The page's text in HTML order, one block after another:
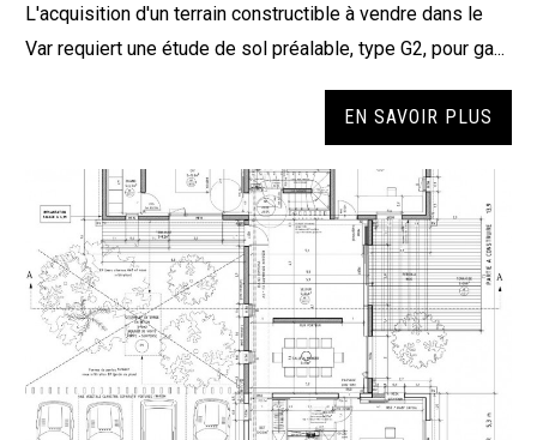
L'acquisition d'un terrain constructible à vendre dans le
Var requiert une étude de sol préalable, type G2, pour ga...
EN SAVOIR PLUS